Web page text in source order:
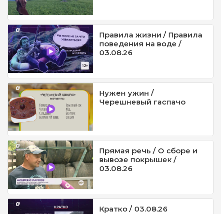
Правила жизни / Правила
поведения на воде /
03.08.26
Нужен ужин /
Черешневый гаспачо
Прямая речь / О сборе и
вывозе покрышек /
03.08.26
Кратко / 03.08.26